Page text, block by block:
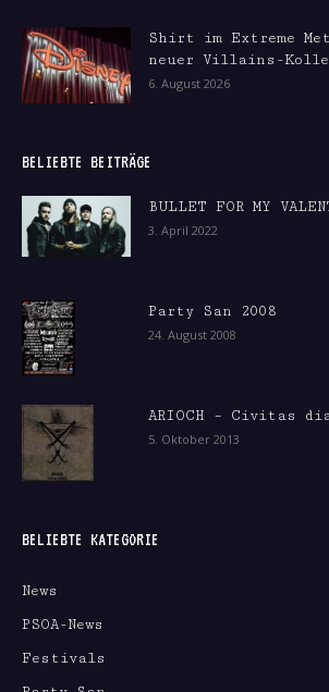
Shirt im Extreme
neuer Villains-
6. August 2026
BELIEBTE BEITRÄGE
BULLET FOR MY
3. April 2022
Party San 2008
24. August 2008
ARIOCH – Civitas
5. Oktober 2013
BELIEBTE KATEGORIE
News
PSOA-News
Festivals